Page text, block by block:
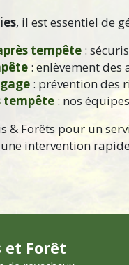
, il est essentiel de
tempête :
: enlèvement
: prévention des
tempête : nos
& Forêts pour un
intervention
et Forêt